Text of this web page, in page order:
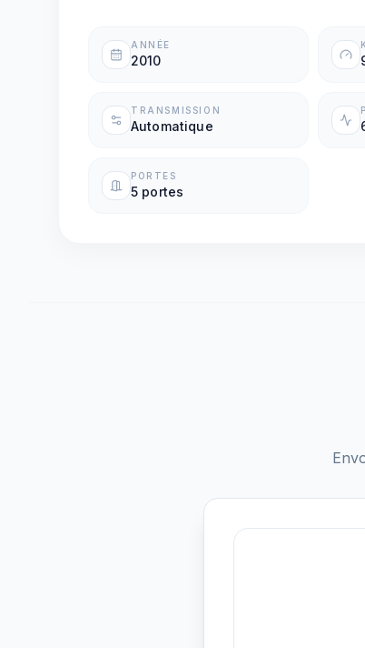
ANNÉE
2010
TRANSMISSION
Automatique
PORTES
5 portes